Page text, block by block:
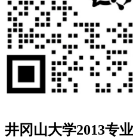
井冈山大学2013专